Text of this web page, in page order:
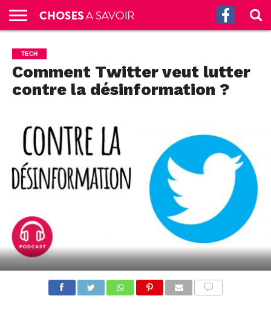
CULTURE
G.
SCIENCES
SANTÉ
HISTOIRE
ÉCONOMIE
INCROYABLE
!
TECH
AUTRES
S’ABONNER
AUX
PODCASTS
CONTACT
A
PROPOS
TECH
Comment Twitter veut lutter
contre la désinformation ?